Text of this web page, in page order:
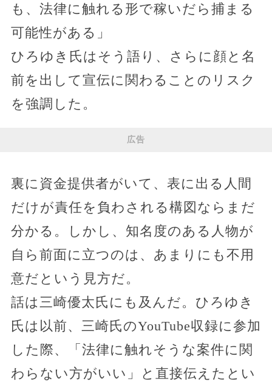
も、法律に触れる形で稼いだら捕まる
可能性がある」
ひろゆき氏はそう語り、さらに顔と名
前を出して宣伝に関わることのリスク
を強調した。
広告
裏に資金提供者がいて、表に出る人間
だけが責任を負わされる構図ならまだ
分かる。しかし、知名度のある人物が
自ら前面に立つのは、あまりにも不用
意だという見方だ。
話は三崎優太氏にも及んだ。ひろゆき
氏は以前、三崎氏のYouTube収録に参加
した際、「法律に触れそうな案件に関
わらない方がいい」と直接伝えたとい